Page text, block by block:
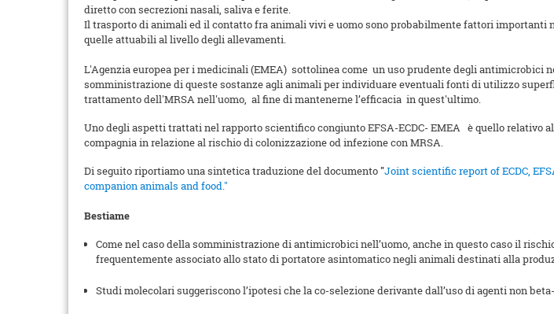
diretto con secrezioni nasali, saliva e ferite.
Il trasporto di animali ed il contatto fra animali vivi e uomo sono probabilmente fattori
quelle attuabili al livello degli allevamenti.
L'Agenzia europea per i medicinali (EMEA) sottolinea come un uso prudente degli
somministrazione di queste sostanze agli animali per individuare eventuali fonti di utilizzo
trattamento dell'MRSA nell'uomo, al fine di mantenerne l’efficacia in quest'ultimo.
Uno degli aspetti trattati nel rapporto scientifico congiunto EFSA-ECDC- EMEA è quello
compagnia in relazione al rischio di colonizzazione od infezione con MRSA.
Di seguito riportiamo una sintetica traduzione del documento "Joint scientific report of ECDC,
companion animals and food."
Bestiame
Come nel caso della somministrazione di antimicrobici nell’uomo, anche in questo caso il
frequentemente associato allo stato di portatore asintomatico negli animali destinati alla
Studi molecolari suggeriscono l’ipotesi che la co-selezione derivante dall’uso di agenti non